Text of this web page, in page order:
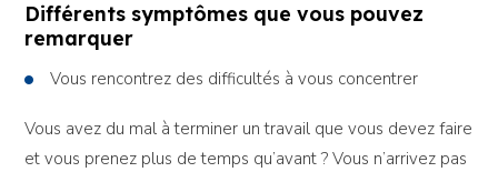
Différents symptômes que vous pouvez
remarquer
Vous rencontrez des difficultés à vous concentrer
Vous avez du mal à terminer un travail que vous devez faire
et vous prenez plus de temps qu’avant ? Vous n’arrivez pas